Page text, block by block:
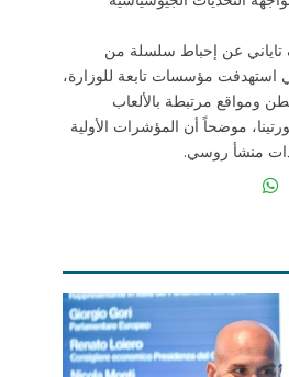
عن إحباط سلسلة من
استهدفت مؤسسات تابعة للوزارة،
ومواقع مرتبطة بالألعاب
موضحاً أن المؤشرات الأولية
ذات منشأ روسي.